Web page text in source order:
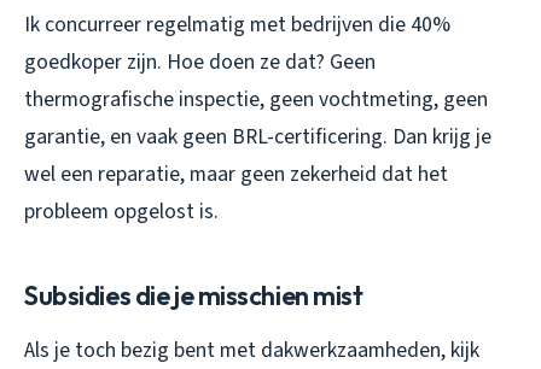
Ik concurreer regelmatig met bedrijven die 40%
goedkoper zijn. Hoe doen ze dat? Geen
thermografische inspectie, geen vochtmeting, geen
garantie, en vaak geen BRL-certificering. Dan krijg je
wel een reparatie, maar geen zekerheid dat het
probleem opgelost is.
Subsidies die je misschien mist
Als je toch bezig bent met dakwerkzaamheden, kijk